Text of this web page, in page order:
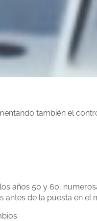
también el
años 50 y 60,
antes de la puesta en el